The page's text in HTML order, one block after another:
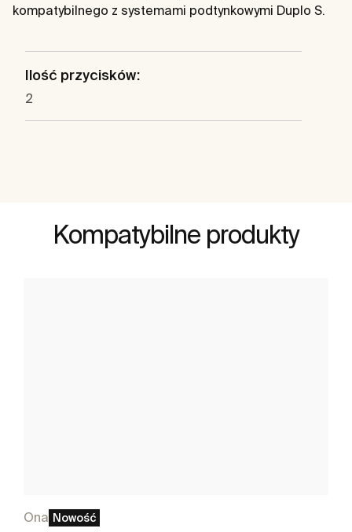
kompatybilnego z systemami podtynkowymi Duplo S.
Ilość przycisków:
2
Kompatybilne produkty
Ona Nowość